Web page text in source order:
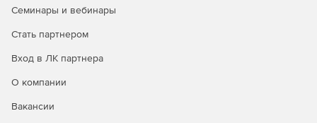
Семинары и вебинары
Стать партнером
Вход в ЛК партнера
О компании
Вакансии